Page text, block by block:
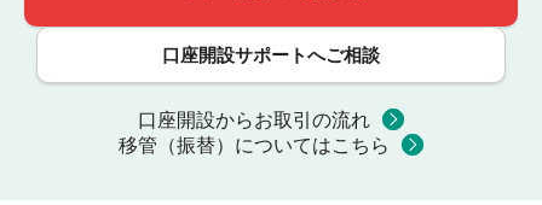
口座開設サポートへご相談
口座開設からお取引の流れ
移管（振替）についてはこちら